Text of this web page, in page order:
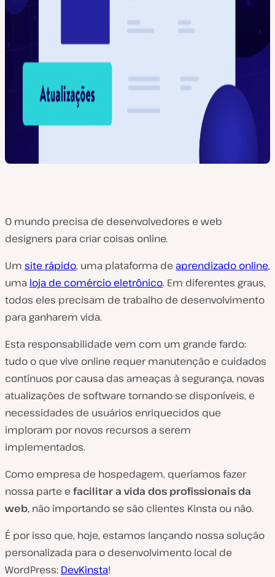
O mundo precisa de desenvolvedores e web
designers para criar coisas online.
Um site rápido, uma plataforma de aprendizado online,
uma loja de comércio eletrônico. Em diferentes graus,
todos eles precisam de trabalho de desenvolvimento
para ganharem vida.
Esta responsabilidade vem com um grande fardo:
tudo o que vive online requer manutenção e cuidados
contínuos por causa das ameaças à segurança, novas
atualizações de software tornando-se disponíveis, e
necessidades de usuários enriquecidos que
imploram por novos recursos a serem
implementados.
Como empresa de hospedagem, queríamos fazer
nossa parte e facilitar a vida dos profissionais da
web, não importando se são clientes Kinsta ou não.
É por isso que, hoje, estamos lançando nossa solução
personalizada para o desenvolvimento local de
WordPress: DevKinsta!